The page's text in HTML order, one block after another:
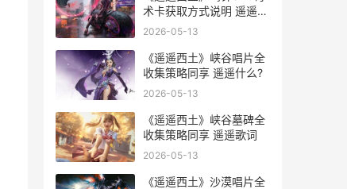
术卡获取方式说明 遥遥西
向
2026-05-13
《遥遥西土》峡谷唱片全
收集策略同享 遥遥什么?
2026-05-13
《遥遥西土》峡谷墓碑全
收集策略同享 遥遥歌词
2026-05-13
《遥遥西土》沙漠唱片全